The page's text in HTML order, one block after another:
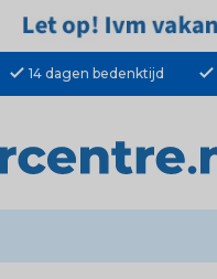
check 14 dagen bedenktijd check